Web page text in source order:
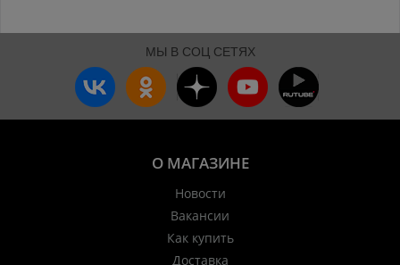
МЫ В СОЦ СЕТЯХ
О МАГАЗИНЕ
Новости
Вакансии
Как купить
Доставка